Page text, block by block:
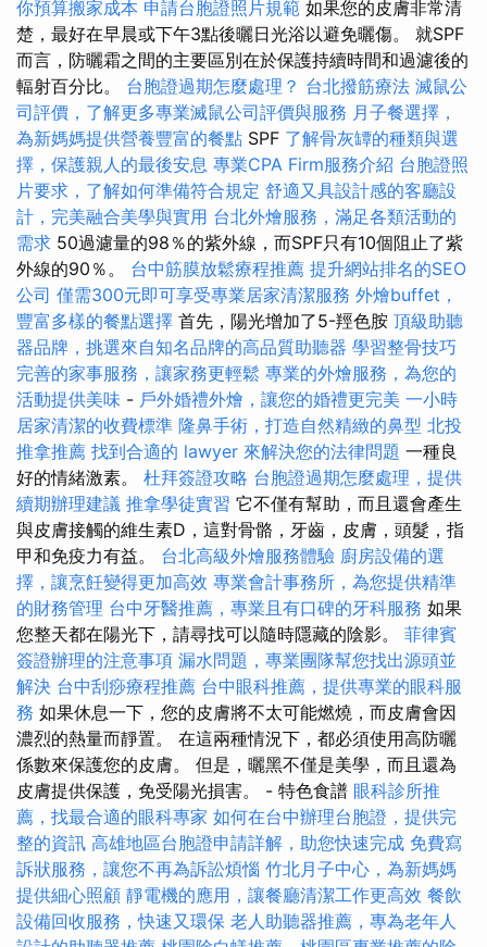
你預算搬家成本 申請台胞證照片規範 如果您的皮膚非常清
楚，最好在早晨或下午3點後曬日光浴以避免曬傷。 就SPF
而言，防曬霜之間的主要區別在於保護持續時間和過濾後的
輻射百分比。 台胞證過期怎麼處理？ 台北撥筋療法 滅鼠公
司評價，了解更多專業滅鼠公司評價與服務 月子餐選擇，
為新媽媽提供營養豐富的餐點 SPF 了解骨灰罈的種類與選
擇，保護親人的最後安息 專業CPA Firm服務介紹 台胞證照
片要求，了解如何準備符合規定 舒適又具設計感的客廳設
計，完美融合美學與實用 台北外燴服務，滿足各類活動的
需求 50過濾量的98％的紫外線，而SPF只有10個阻止了紫
外線的90％。 台中筋膜放鬆療程推薦 提升網站排名的SEO
公司 僅需300元即可享受專業居家清潔服務 外燴buffet，
豐富多樣的餐點選擇 首先，陽光增加了5-羥色胺 頂級助聽
器品牌，挑選來自知名品牌的高品質助聽器 學習整骨技巧
完善的家事服務，讓家務更輕鬆 專業的外燴服務，為您的
活動提供美味 - 戶外婚禮外燴，讓您的婚禮更完美 一小時
居家清潔的收費標準 隆鼻手術，打造自然精緻的鼻型 北投
推拿推薦 找到合適的 lawyer 來解決您的法律問題 一種良
好的情緒激素。 杜拜簽證攻略 台胞證過期怎麼處理，提供
續期辦理建議 推拿學徒實習 它不僅有幫助，而且還會產生
與皮膚接觸的維生素D，這對骨骼，牙齒，皮膚，頭髮，指
甲和免疫力有益。 台北高級外燴服務體驗 廚房設備的選
擇，讓烹飪變得更加高效 專業會計事務所，為您提供精準
的財務管理 台中牙醫推薦，專業且有口碑的牙科服務 如果
您整天都在陽光下，請尋找可以隨時隱藏的陰影。 菲律賓
簽證辦理的注意事項 漏水問題，專業團隊幫您找出源頭並
解決 台中刮痧療程推薦 台中眼科推薦，提供專業的眼科服
務 如果休息一下，您的皮膚將不太可能燃燒，而皮膚會因
濃烈的熱量而靜置。 在這兩種情況下，都必須使用高防曬
係數來保護您的皮膚。 但是，曬黑不僅是美學，而且還為
皮膚提供保護，免受陽光損害。 - 特色食譜 眼科診所推
薦，找最合適的眼科專家 如何在台中辦理台胞證，提供完
整的資訊 高雄地區台胞證申請詳解，助您快速完成 免費寫
訴狀服務，讓您不再為訴訟煩惱 竹北月子中心，為新媽媽
提供細心照顧 靜電機的應用，讓餐廳清潔工作更高效 餐飲
設備回收服務，快速又環保 老人助聽器推薦，專為老年人